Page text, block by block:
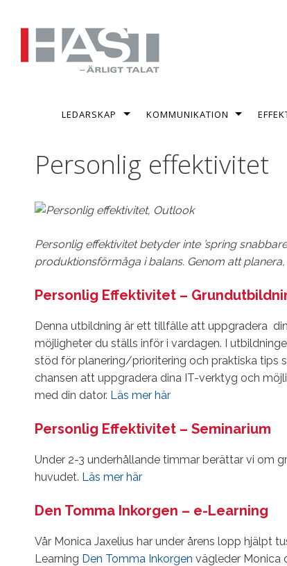
LEDARSKAP KOMMUNIKATION
Personlig effektivitet
Personlig effektivitet betyder inte ’spring
produktionsförmåga i balans. Genom att
Personlig Effektivitet –
Denna utbildning är ett tillfälle att uppgradera
möjligheter du ställs inför i vardagen. I
stöd för planering/prioritering och praktiska tips
chansen att uppgradera dina IT-verktyg och
med din dator. Läs mer här
Personlig Effektivitet – Seminarium
Under 2-3 underhållande timmar berättar vi om
huvudet. Läs mer här
Den Tomma Inkorgen – e-Learning
Vår Monica Jaxelius har under årens lopp hjälpt
Learning Den Tomma Inkorgen vägleder Monica